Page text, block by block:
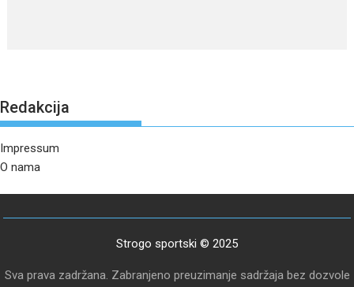
Redakcija
Impressum
O nama
Strogo sportski © 2025
Sva prava zadržana. Zabranjeno preuzimanje sadržaja bez dozvole